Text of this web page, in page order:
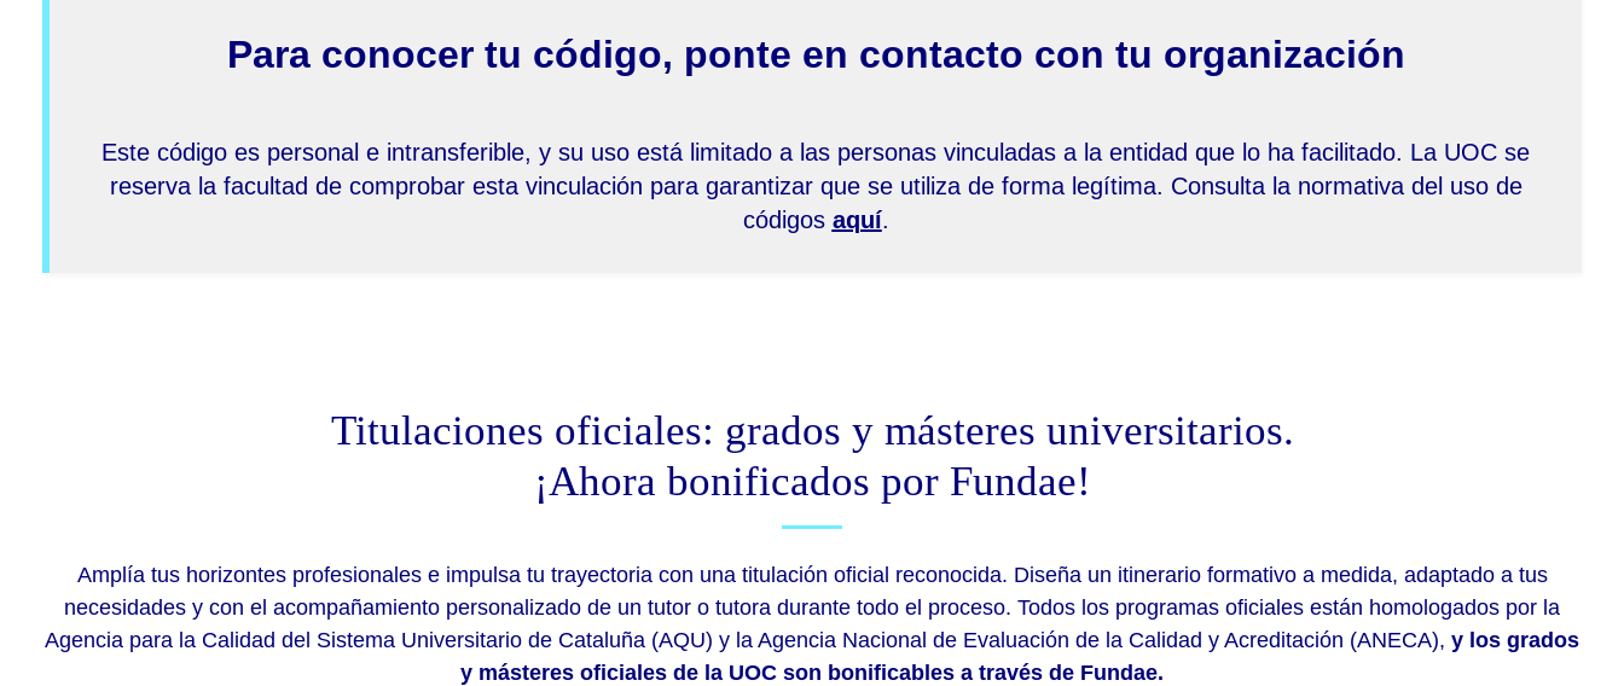
Para conocer tu código, ponte en contacto con tu organización
Este código es personal e intransferible, y su uso está limitado a las personas vinculadas a la entidad que lo ha facilitado. La UOC se
reserva la facultad de comprobar esta vinculación para garantizar que se utiliza de forma legítima. Consulta la normativa del uso de
códigos aquí.
Titulaciones oficiales: grados y másteres universitarios.
¡Ahora bonificados por Fundae!
Amplía tus horizontes profesionales e impulsa tu trayectoria con una titulación oficial reconocida. Diseña un itinerario formativo a medida, adaptado a tus
necesidades y con el acompañamiento personalizado de un tutor o tutora durante todo el proceso. Todos los programas oficiales están homologados por la
Agencia para la Calidad del Sistema Universitario de Cataluña (AQU) y la Agencia Nacional de Evaluación de la Calidad y Acreditación (ANECA), y los grados
y másteres oficiales de la UOC son bonificables a través de Fundae.